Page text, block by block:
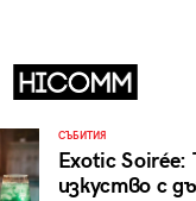
СЪБИТИЯ
Exotic Soirée:
изкуство с